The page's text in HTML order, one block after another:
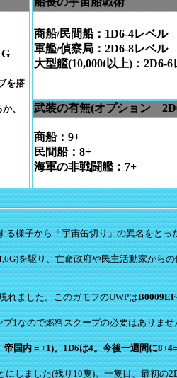
を搭
、
商船/民間船：1D6-4レベル
軍艦/偵察局：2D6-8レベル
大型艦(10,000t以上)：
武装の有無(オプション
商船：9+
民間船：8+
海軍の非戦闘艦：7+
様子から「宇宙缶切り」の異名をとっ
を駆り、亡命政府や民主活動家から
ました。このガモフのUWPは
1なので燃料スクープの必要はありま
国内 = +1)。1D6は4。今後一週間に
ました(残り10隻)。一隻目、最初の